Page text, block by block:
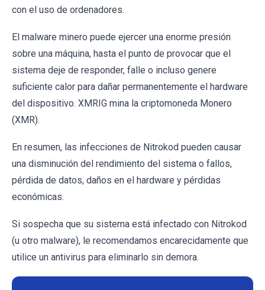
con el uso de ordenadores.
El malware minero puede ejercer una enorme presión
sobre una máquina, hasta el punto de provocar que el
sistema deje de responder, falle o incluso genere
suficiente calor para dañar permanentemente el hardware
del dispositivo. XMRIG mina la criptomoneda Monero
(XMR).
En resumen, las infecciones de Nitrokod pueden causar
una disminución del rendimiento del sistema o fallos,
pérdida de datos, daños en el hardware y pérdidas
económicas.
Si sospecha que su sistema está infectado con Nitrokod
(u otro malware), le recomendamos encarecidamente que
utilice un antivirus para eliminarlo sin demora.